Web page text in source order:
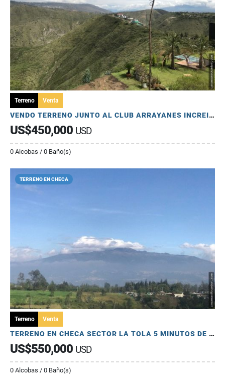
Terreno Venta
VENDO TERRENO JUNTO AL CLUB ARRAYANES INCREIBLE VISTA
US$450,000 USD
0 Alcobas / 0 Baño(s)
TERRENO EN CHECA
Terreno Venta
TERRENO EN CHECA SECTOR LA TOLA 5 MINUTOS DE LA PANAMERICANA
US$550,000 USD
0 Alcobas / 0 Baño(s)